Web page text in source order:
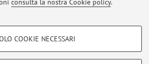
consulta la nostra Cookie policy.
- FACOLTATIVI
COOKIE NECESSARI
gestire tutti i contenuti del sito.